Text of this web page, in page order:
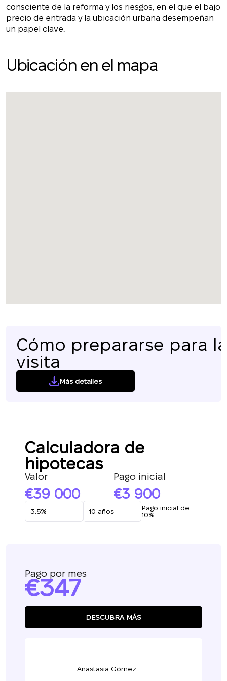
consciente de la reforma y los riesgos, en el que el bajo
precio de entrada y la ubicación urbana desempeñan
un papel clave.
Ubicación en el mapa
Cómo prepararse para la
visita
Más detalles
Calculadora de
hipotecas
Valor
39 000
Pago inicial
3 900
Pago inicial de
10%
Pago por mes
347
DESCUBRA MÁS
Anastasia Gómez
llamada